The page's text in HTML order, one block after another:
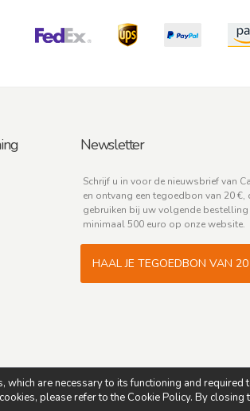
Newsletter
Schrijf u in voor de nieuwsbrief van
en ontvang een tegoedbon van 20 €,
gebruiken bij uw volgende bestelling
minimaal 500 euro op onze website.
HAAL JE TEGOEDBON VAN
reserved - Credits:Soulgood
are necessary to its functioning and
please refer to the Cookie Policy. By